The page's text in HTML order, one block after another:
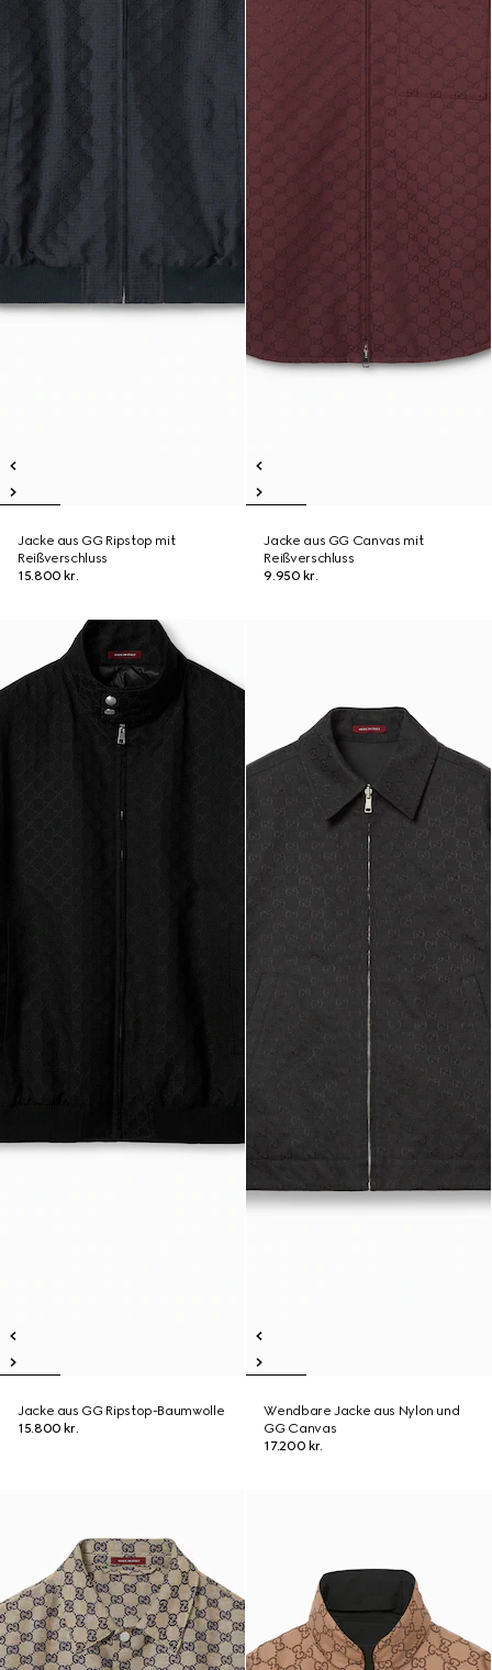
Jacke aus GG Ripstop mit
Reißverschluss
15.800 kr.
Jacke aus GG Canvas mit
Reißverschluss
9.950 kr.
Jacke aus GG Ripstop-Baumwolle
15.800 kr.
Wendbare Jacke aus Nylon und
GG Canvas
17.200 kr.